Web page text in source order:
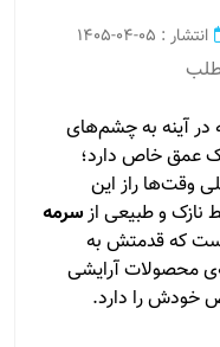
انتشار : 05-04-1405
در آینه به چشم‌های
عمق خاص دارد؛
وقت‌ها راز این
و طبیعی ازسرمه
که قدمتش به
محصولات آرایشی
خودش را دارد.